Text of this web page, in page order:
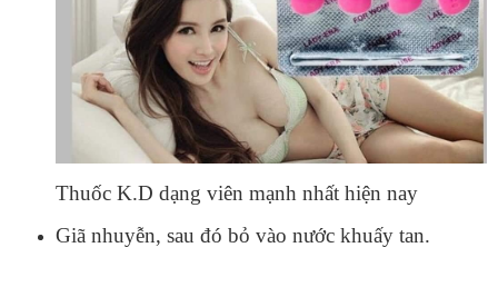
Thuốc K.D dạng viên mạnh nhất hiện nay
Giã nhuyễn, sau đó bỏ vào nước khuấy tan.